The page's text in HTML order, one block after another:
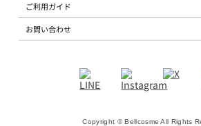
ご利用ガイド
お問い合わせ
Copyright © Bellcosme All Rights